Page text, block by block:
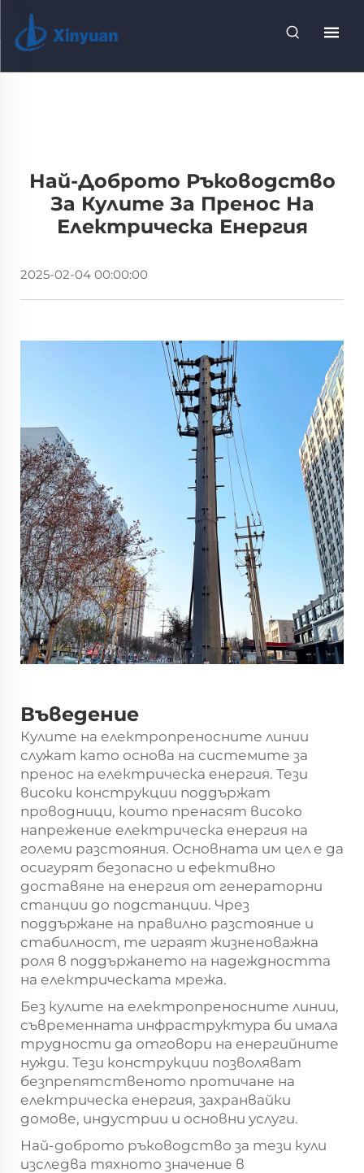
Най-Доброто Ръководство
За Кулите За Пренос На
Електрическа Енергия
2025-02-04 00:00:00
Въведение
Кулите на електропреносните линии
служат като основа на системите за
пренос на електрическа енергия. Тези
високи конструкции поддържат
проводници, които пренасят високо
напрежение електрическа енергия на
големи разстояния. Основната им цел е да
осигурят безопасно и ефективно
доставяне на енергия от генераторни
станции до подстанции. Чрез
поддържане на правилно разстояние и
стабилност, те играят жизненоважна
роля в поддържането на надеждността
на електрическата мрежа.
Без кулите на електропреносните линии,
съвременната инфраструктура би имала
трудности да отговори на енергийните
нужди. Тези конструкции позволяват
безпрепятственото протичане на
електрическа енергия, захранвайки
домове, индустрии и основни услуги.
Най-доброто ръководство за тези кули
изследва тяхното значение в